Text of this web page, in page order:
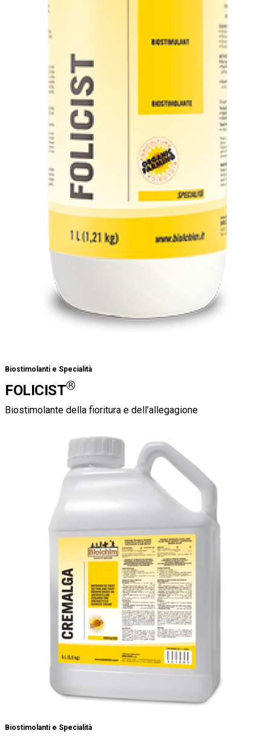
Biostimolanti e Specialità
FOLICIST®
Biostimolante della fioritura e dell’allegagione
Biostimolanti e Specialità